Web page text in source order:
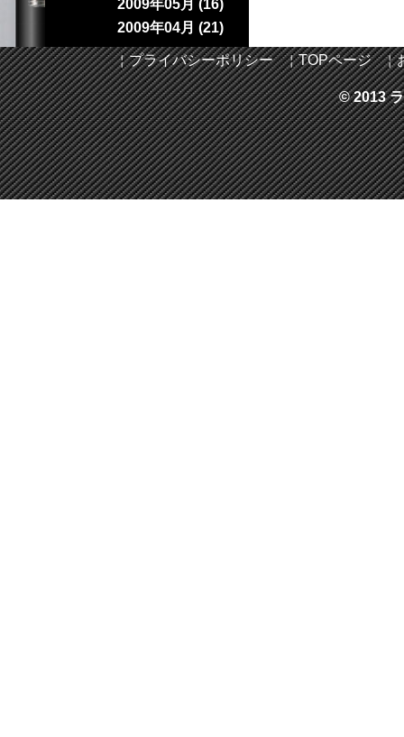
2009年05月 (16)
2009年04月 (21)
￤プライバシーポリシー￤TOPページ￤
© 2013